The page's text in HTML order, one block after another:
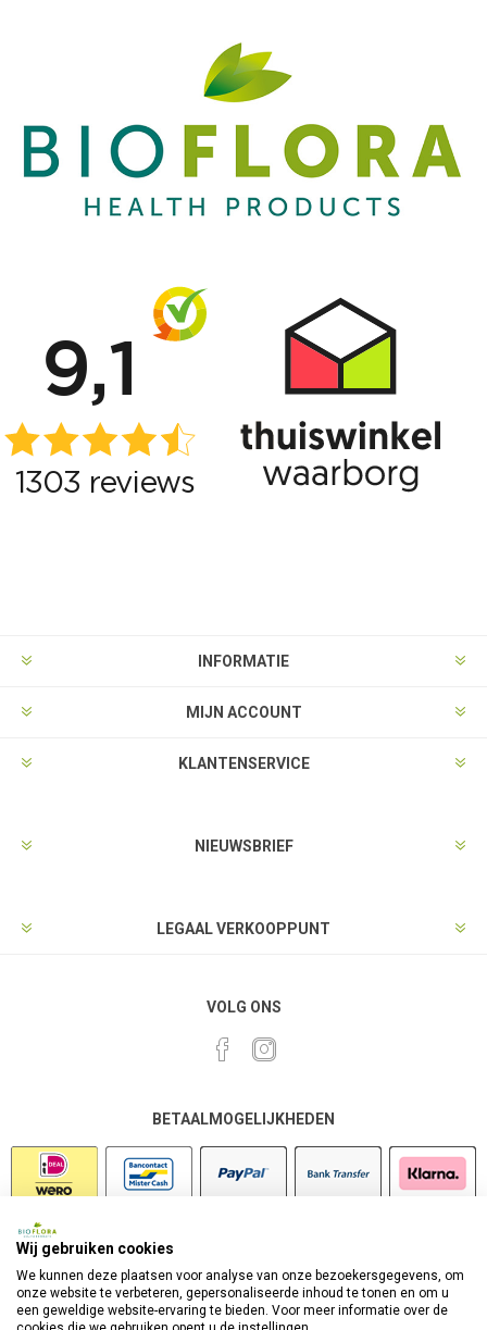
INFORMATIE
MIJN ACCOUNT
KLANTENSERVICE
NIEUWSBRIEF
LEGAAL VERKOOPPUNT
VOLG ONS
BETAALMOGELIJKHEDEN
Wij gebruiken cookies
We kunnen deze plaatsen voor analyse van onze bezoekersgegevens, om
onze website te verbeteren, gepersonaliseerde inhoud te tonen en om u
een geweldige website-ervaring te bieden. Voor meer informatie over de